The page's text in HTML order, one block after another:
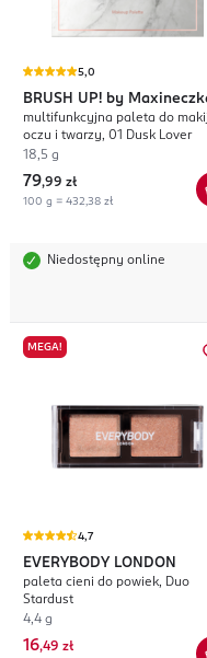
5,0
BRUSH UP! by
multifunkcyjna paleta do
oczu i twarzy, 01 Dusk Lover
18,5 g
79,99 zł
100 g = 432,38 zł
Niedostępny online
MEGA!
4,7
EVERYBODY LONDON
paleta cieni do powiek, Duo
Stardust
4,4 g
16,49 zł